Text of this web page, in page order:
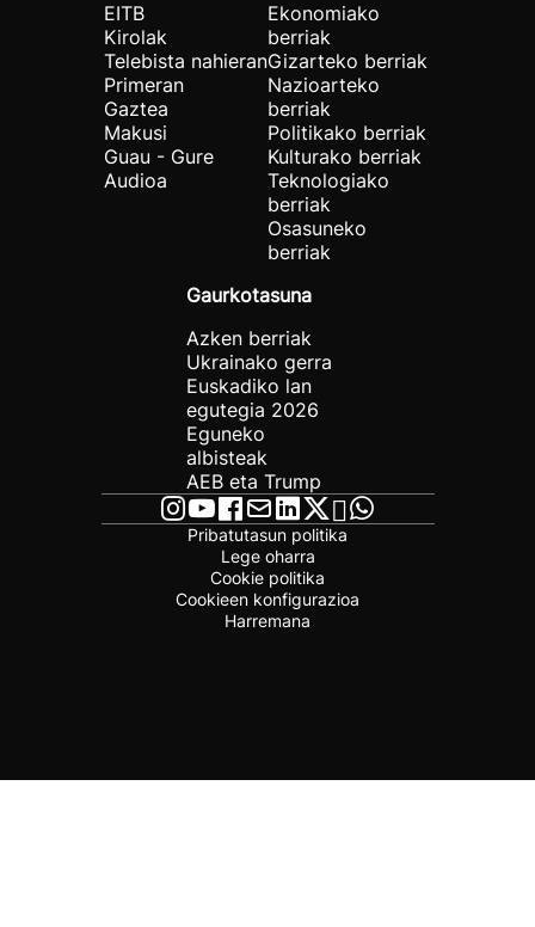
EITB
Kirolak
Telebista nahieran
Primeran
Gaztea
Makusi
Guau - Gure
Audioa
Ekonomiako
berriak
Gizarteko berriak
Nazioarteko
berriak
Politikako berriak
Kulturako berriak
Teknologiako
berriak
Osasuneko
berriak
Gaurkotasuna
Azken berriak
Ukrainako gerra
Euskadiko lan
egutegia 2026
Eguneko
albisteak
AEB eta Trump
Pribatutasun politika
Lege oharra
Cookie politika
Cookieen konfigurazioa
Harremana